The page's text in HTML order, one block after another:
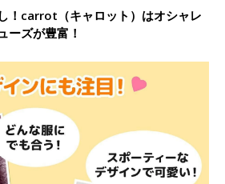
！carrot（キャロット）はオシャレ
ーズが豊富！